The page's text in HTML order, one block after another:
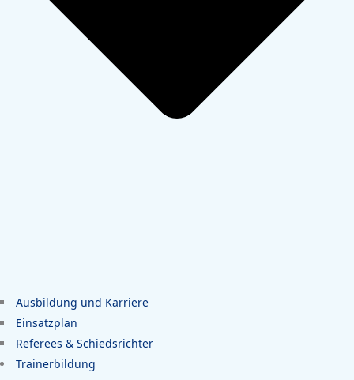
Ausbildung und Karriere
Einsatzplan
Referees & Schiedsrichter
Trainerbildung